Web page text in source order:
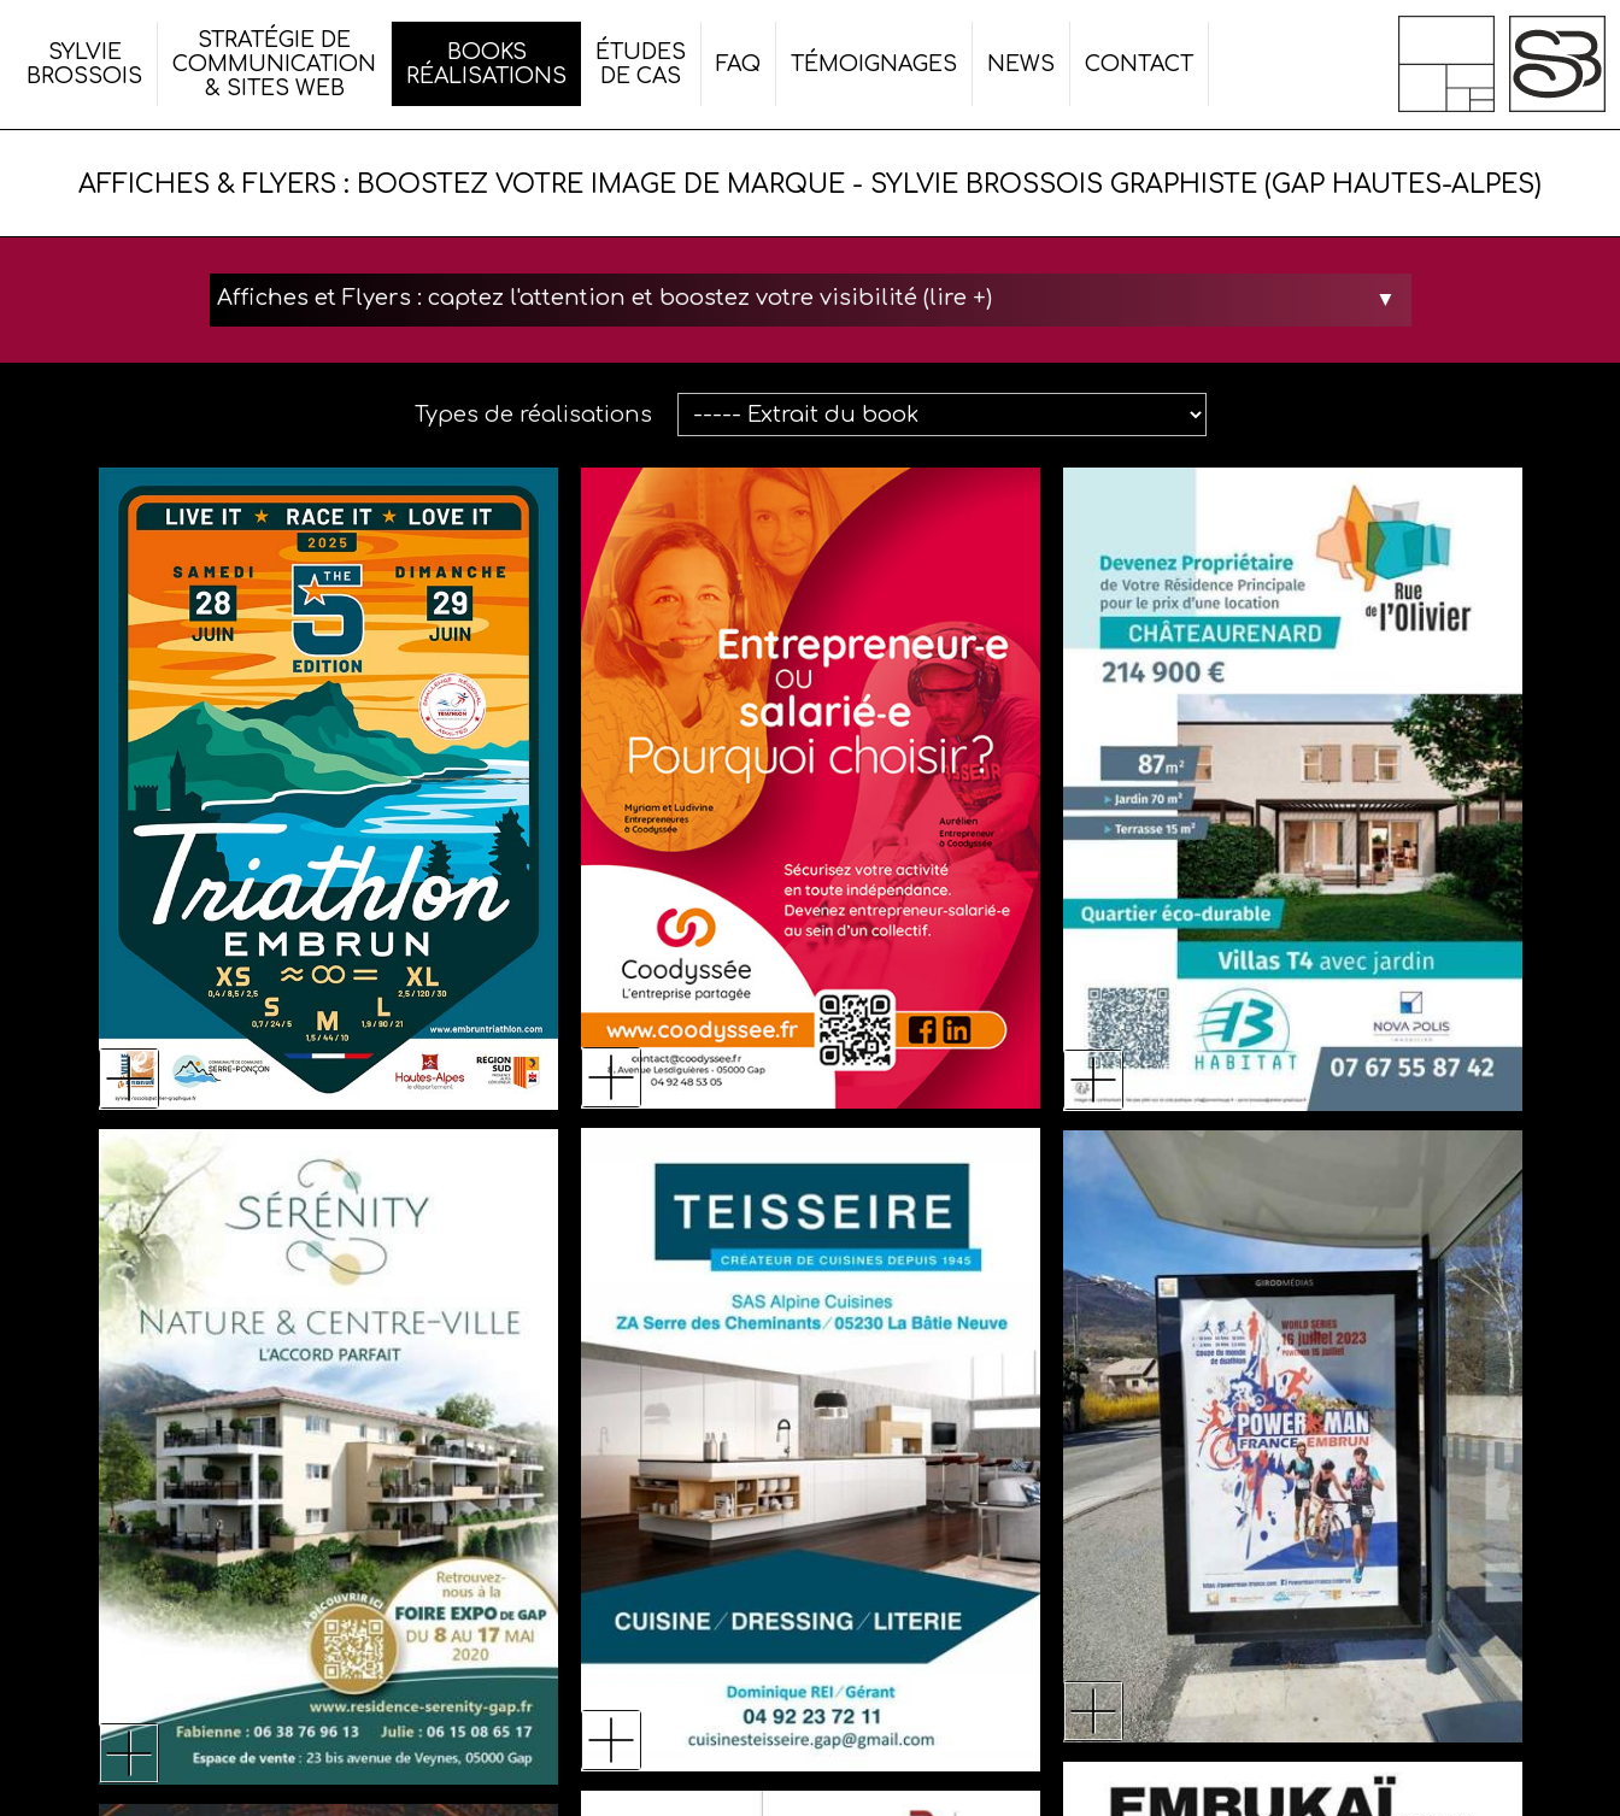
SYLVIE
BROSSOIS
ACCUEIL DU SITE
PRÉSENTATION
DISPOSITIONS LÉGALES
STRATÉGIE DE
COMMUNICATION
& SITES WEB
STRATÉGIE DE COMMUNICATION
SITES WEB
BOOKS
RÉALISATIONS
LOGOS - IDENTITÉS VISUELLES
PLAQUETTES - DÉPLIANTS
BROCHURES - CATALOGUES
AFFICHES - FLYERS
CARTERIE - PAPETERIE
GRANDS FORMATS
ÉTUDES
DE CAS
FAQ TÉMOIGNAGES NEWS CONTACT
AFFICHES & FLYERS : BOOSTEZ VOTRE IMAGE DE MARQUE - SYLVIE BROSSOIS GRAPHISTE (GAP HAUTES-ALPES)
Affiches et Flyers : captez l'attention et boostez votre visibilité (lire +) ▼
Types de réalisations